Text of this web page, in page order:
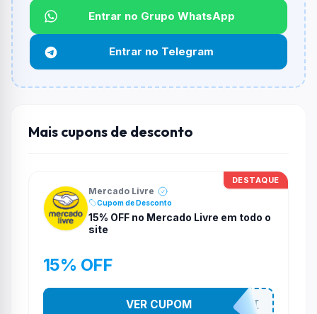
Funciona em qualquer produto?
Não necessariamente. Depende de itens participantes
e alguns vendedores ou produtos especificos podem
não aceitar cupons.
Entrar no Grupo WhatsApp
Entrar no Telegram
Mais cupons de desconto
DESTAQUE
Mercado Livre
Cupom de Desconto
15% OFF no Mercado Livre em todo o
site
15% OFF
OFFNOMELI
VER CUPOM